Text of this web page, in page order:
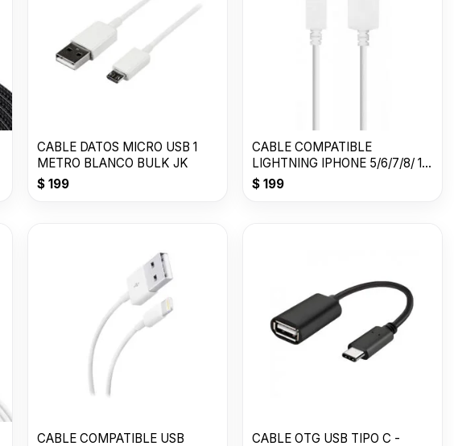
CABLE DATOS MICRO USB 1
METRO BLANCO BULK JK
$ 199
CABLE COMPATIBLE
LIGHTNING IPHONE 5/6/7/8/ 1
MT / BCO / BULK
$ 199
CABLE COMPATIBLE USB
CABLE OTG USB TIPO C -